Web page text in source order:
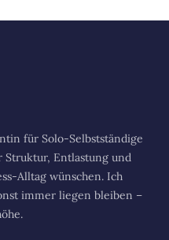
für Solo-Selbstständige
Struktur, Entlastung und
Alltag wünschen. Ich
immer liegen bleiben –